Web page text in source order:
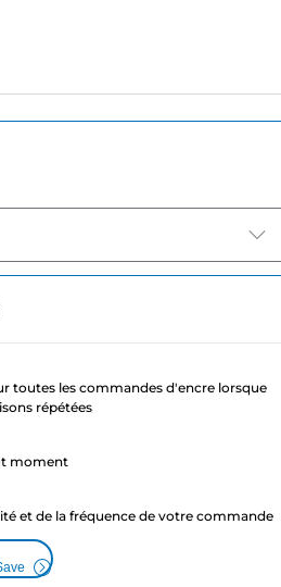
toutes les commandes d'encre lorsque
répétées
moment
et de la fréquence de votre commande